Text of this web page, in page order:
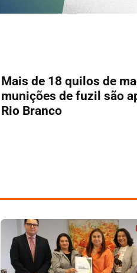
Mais de 18 quilos de
munições de fuzil são
Rio Branco